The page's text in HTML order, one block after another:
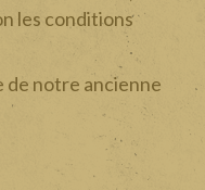
les conditions
de notre ancienne